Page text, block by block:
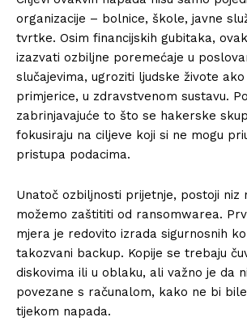
organizacije – bolnice, škole, javne
tvrtke. Osim financijskih gubitaka,
izazvati ozbiljne poremećaje u
slučajevima, ugroziti ljudske živote
primjerice, u zdravstvenom sustavu.
zabrinjavajuće to što se hakerske
fokusiraju na ciljeve koji si ne mogu
pristupa podacima.
Unatoč ozbiljnosti prijetnje, postoji niz
možemo zaštititi od ransomwarea.
mjera je redovito izrada sigurnosnih
takozvani backup. Kopije se trebaju
diskovima ili u oblaku, ali važno je da
povezane s računalom, kako ne bi
tijekom napada.